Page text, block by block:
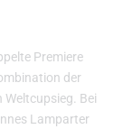
Premiere
der
Weltcupsieg. Bei
Lamparter